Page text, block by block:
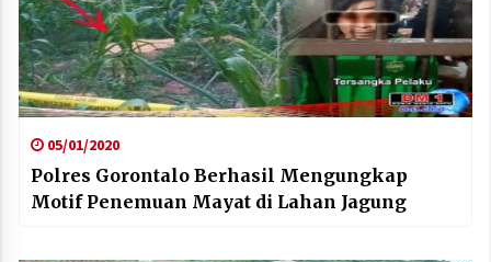
05/01/2020
Polres Gorontalo Berhasil Mengungkap
Motif Penemuan Mayat di Lahan Jagung